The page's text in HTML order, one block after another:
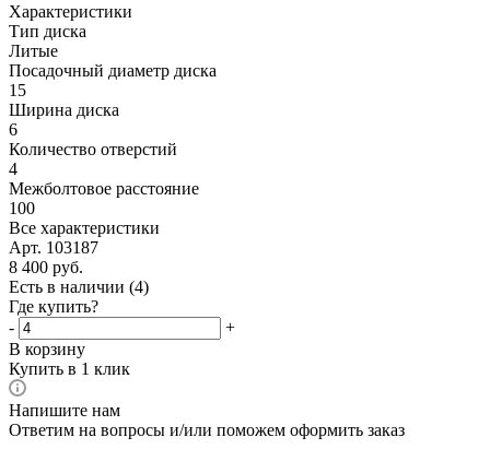
Характеристики
Тип диска
Литые
Посадочный диаметр диска
15
Ширина диска
6
Количество отверстий
4
Межболтовое расстояние
100
Все характеристики
Арт. 103187
8 400 руб.
Есть в наличии (4)
Где купить?
-
+
В корзину
Купить в 1 клик
Напишите нам
Ответим на вопросы и/или поможем оформить заказ